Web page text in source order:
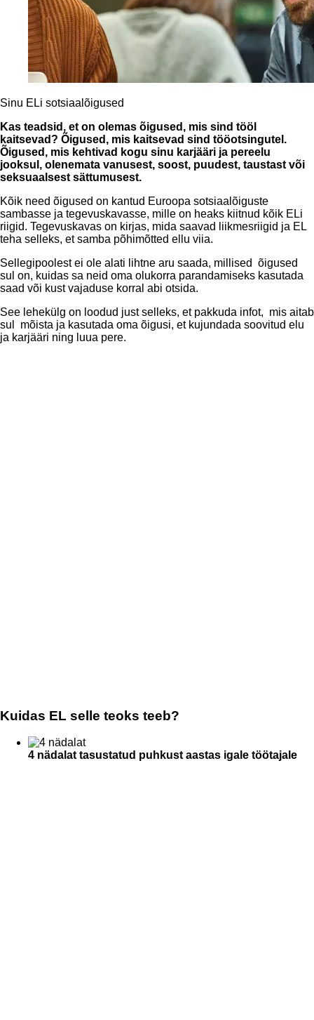
Sinu ELi sotsiaalõigused
Kas teadsid, et on olemas õigused, mis sind tööl
kaitsevad? Õigused, mis kaitsevad sind tööotsingutel.
Õigused, mis kehtivad kogu sinu karjääri ja pereelu
jooksul, olenemata vanusest, soost, puudest, taustast või
seksuaalsest sättumusest.
Kõik need õigused on kantud Euroopa sotsiaalõiguste
sambasse ja tegevuskavasse, mille on heaks kiitnud kõik ELi
riigid. Tegevuskavas on kirjas, mida saavad liikmesriigid ja EL
teha selleks, et samba põhimõtted ellu viia.
Sellegipoolest ei ole alati lihtne aru saada, millised õigused
sul on, kuidas sa neid oma olukorra parandamiseks kasutada
saad või kust vajaduse korral abi otsida.
See lehekülg on loodud just selleks, et pakkuda infot, mis aitab
sul mõista ja kasutada oma õigusi, et kujundada soovitud elu
ja karjääri ning luua pere.
Kuidas EL selle teoks teeb?
4 nädalat tasustatud puhkust aastas igale töötajale